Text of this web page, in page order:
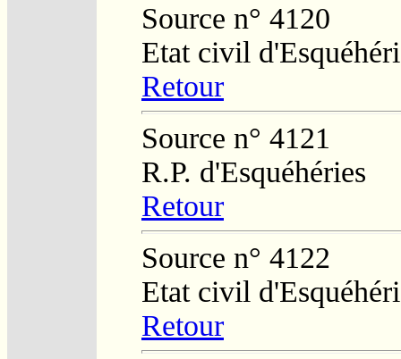
Source n° 4120
Etat civil
Retour
Source n° 4121
R.P. d'Esquéhéries
Retour
Source n° 4122
Etat civil
Retour